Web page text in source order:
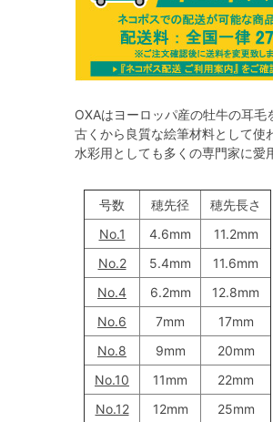
OXAはヨーロッパ産の牡牛の耳毛
古くから良質な絵筆材料として使
水彩用としても多くの専門家に愛
号数 穂先径
穂先長さ
No.1
4.6mm
11.2mm
No.2
5.4mm
11.6mm
No.4
6.2mm
12.8mm
No.6
7mm
17mm
No.8
9mm
20mm
No.10
11mm
22mm
No.12
12mm
25mm